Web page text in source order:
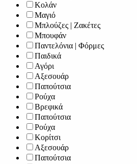
Κολάν
Μαγιό
Μπλούζες | Ζακέτες
Μπουφάν
Παντελόνια | Φόρμες
Παιδικά
Αγόρι
Αξεσουάρ
Παπούτσια
Ρούχα
Βρεφικά
Παπούτσια
Ρούχα
Κορίτσι
Αξεσουάρ
Παπούτσια